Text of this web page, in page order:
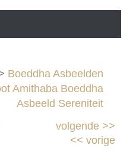
Boeddha Asbeelden
Amithaba Boeddha
Asbeeld Sereniteit
volgende>>
<< vorige